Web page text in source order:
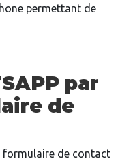
permettant de
par
de
formulaire de contact